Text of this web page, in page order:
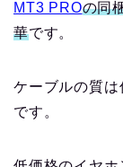
MT3 PROの同
華です。
ケーブルの質は
です。